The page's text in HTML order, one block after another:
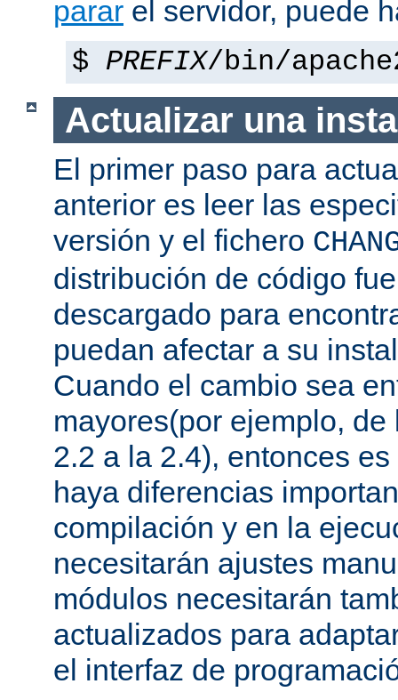
parar el servidor, puede
$ PREFIX/bin/
Actualizar una
El primer paso para
anterior es leer las
versión y el fichero
distribución de código
descargado para
puedan afectar a su
Cuando el cambio sea
mayores(por ejemplo,
2.2 a la 2.4), entonces
haya diferencias
compilación y en la
necesitarán ajustes
módulos necesitarán
actualizados para
el interfaz de